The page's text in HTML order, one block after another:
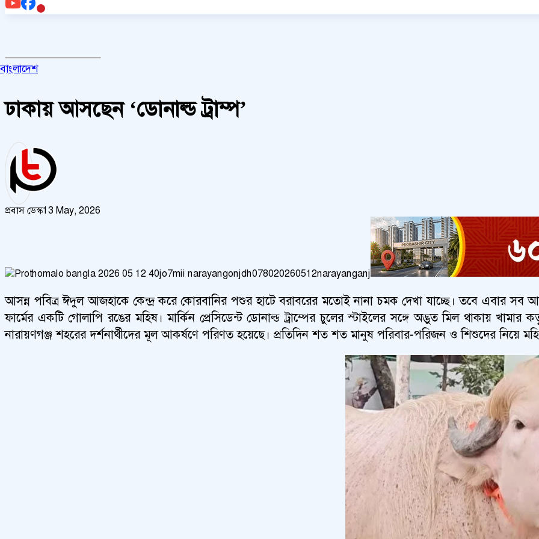
বাংলাদেশ
ঢাকায় আসছেন ‘ডোনাল্ড ট্রাম্প’
প্রবাস ডেস্ক13 May, 2026
আসন্ন পবিত্র ঈদুল আজহাকে কেন্দ্র করে কোরবানির পশুর হাটে বরাবরের মতোই নানা চমক দেখা যাচ্ছে। তবে এবার সব
ফার্মের একটি গোলাপি রঙের মহিষ। মার্কিন প্রেসিডেন্ট ডোনাল্ড ট্রাম্পের চুলের স্টাইলের সঙ্গে অদ্ভুত মিল থাকায়
নারায়ণগঞ্জ শহরের দর্শনার্থীদের মূল আকর্ষণে পরিণত হয়েছে। প্রতিদিন শত শত মানুষ পরিবার-পরিজন ও শিশুদের